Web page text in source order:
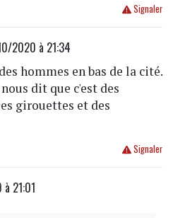
Signaler
2020 à 21:34
hommes en bas de la cité.
dit que c'est des
girouettes et des
Signaler
21:01